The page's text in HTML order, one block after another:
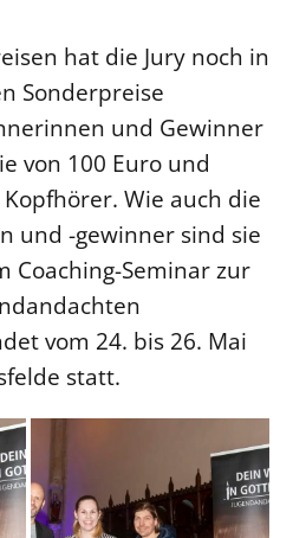
hat die Jury noch in
Sonderpreise
und Gewinner
von 100 Euro und
Wie auch die
und -gewinner sind sie
Coaching-Seminar zur
vom 24. bis 26. Mai
statt.